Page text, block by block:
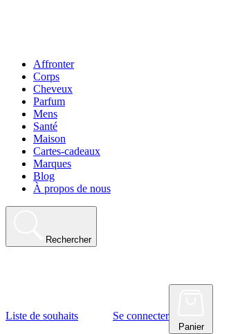
Affronter
Corps
Cheveux
Parfum
Mens
Santé
Maison
Cartes-cadeaux
Marques
Blog
À propos de nous
Rechercher
Liste de souhaits Se connecter
Panier